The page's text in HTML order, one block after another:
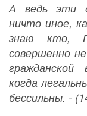
А ведь эти
ничто иное,
знаю кто,
совершенно
когда
бессильны. -